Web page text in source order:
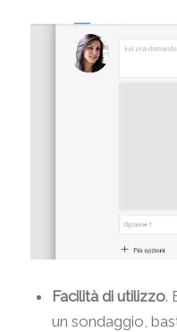
Facilità di utilizzo.
un sondaggio,